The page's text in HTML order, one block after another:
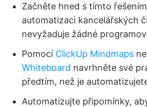
Začněte hned s tímto
automatizaci kancelářských
nevyžaduje žádné
Pomocí ClickUp Mindmaps
Whiteboard navrhněte své
předtím, než je
Automatizujte připomínky,